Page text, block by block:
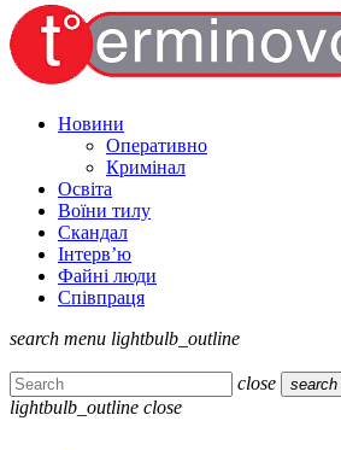
Новини
Оперативно
Кримінал
Освіта
Воїни тилу
Скандал
Інтерв’ю
Файні люди
Співпраця
search menu lightbulb_outline
close search
lightbulb_outline close